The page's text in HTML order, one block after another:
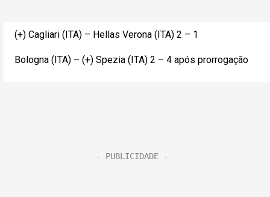
(+) Cagliari (ITA) – Hellas Verona (ITA) 2 – 1
Bologna (ITA) – (+) Spezia (ITA) 2 – 4 após prorrogação